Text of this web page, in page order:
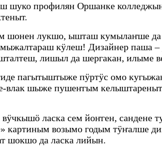
профилян Оршанке
шонен лукшо, ышташ кумылаҥше
кӱлеш! Дизайнер паша
лишыл да шергакан,
пагытыштыже пӱртӱс омо
шыже пушеҥгым
ласка сем йоҥген, сандене
возымо годым тӱҥалше
шокшо да ласка лийын.